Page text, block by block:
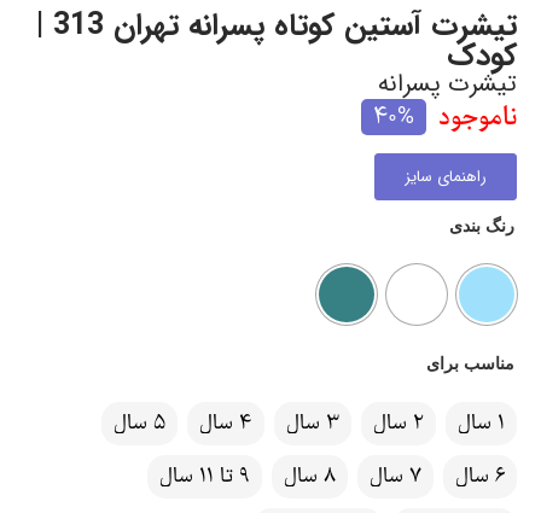
تیشرت آستین کوتاه پسرانه تهران 313 |
کودک
تیشرت پسرانه
ناموجود 40%
راهنمای سایز
رنگ بندی
مناسب برای
1 سال 2 سال 3 سال 4 سال
5 سال
6 سال
7 سال 8 سال
9 تا 11 سال